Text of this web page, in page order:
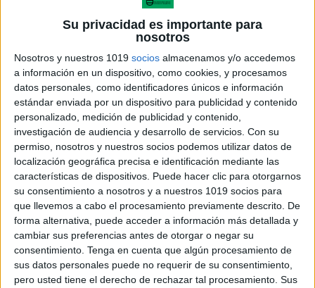
Su privacidad es importante para
nosotros
Nosotros y nuestros 1019 socios almacenamos y/o accedemos
a información en un dispositivo, como cookies, y procesamos
datos personales, como identificadores únicos e información
estándar enviada por un dispositivo para publicidad y contenido
personalizado, medición de publicidad y contenido,
investigación de audiencia y desarrollo de servicios. Con su
permiso, nosotros y nuestros socios podemos utilizar datos de
localización geográfica precisa e identificación mediante las
características de dispositivos. Puede hacer clic para otorgarnos
su consentimiento a nosotros y a nuestros 1019 socios para
que llevemos a cabo el procesamiento previamente descrito. De
forma alternativa, puede acceder a información más detallada y
cambiar sus preferencias antes de otorgar o negar su
consentimiento. Tenga en cuenta que algún procesamiento de
sus datos personales puede no requerir de su consentimiento,
pero usted tiene el derecho de rechazar tal procesamiento. Sus
ENLACE AL GRUPO